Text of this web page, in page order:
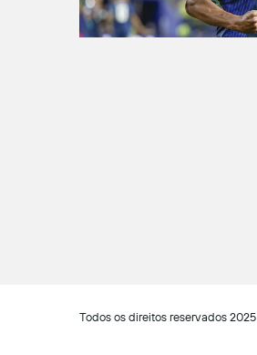
Todos os direitos reservados 2025